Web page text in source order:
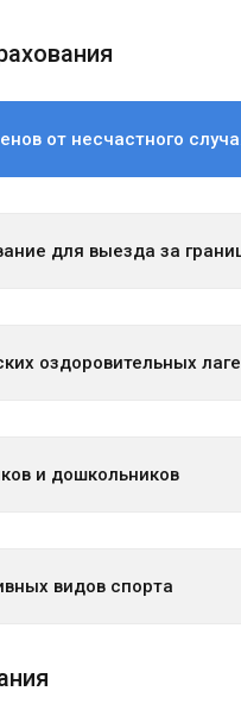
от несчастного
для выезда за
оздоровительных
и дошкольников
видов спорта